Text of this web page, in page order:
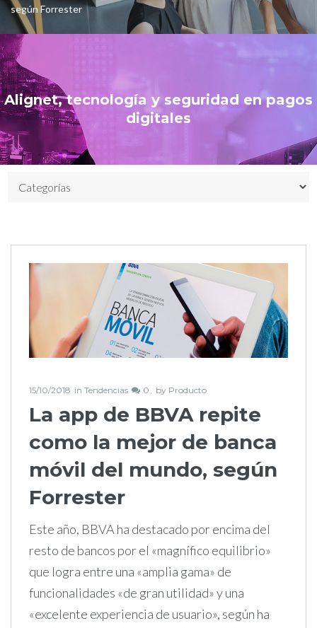
según Forrester
Alignet, tecnología y seguridad en pagos
digitales
15/10/2018 in Tendencias 0 by Producto
La app de BBVA repite
como la mejor de banca
móvil del mundo, según
Forrester
Este año, BBVA ha destacado por encima del
resto de bancos por el «magnífico equilibrio»
que logra entre una «amplia gama» de
funcionalidades «de gran utilidad» y una
«excelente experiencia de usuario», según ha